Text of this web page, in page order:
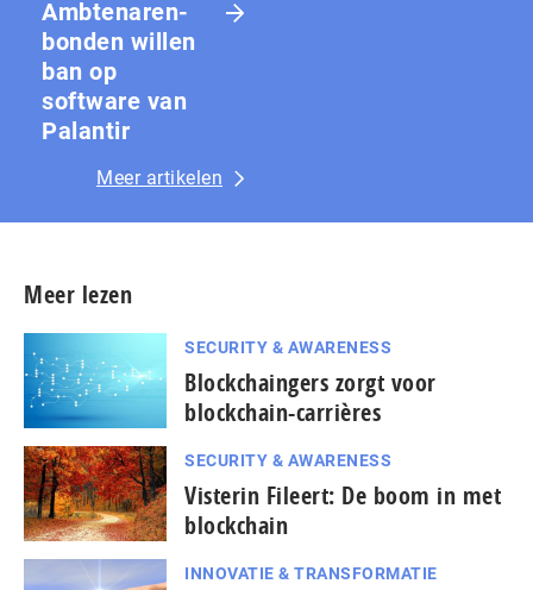
Amb­te­na­ren­
bon­den willen
ban op
software van
Palantir
Meer artikelen
Meer lezen
SECURITY & AWARENESS
Blockchaingers zorgt voor
blockchain-carrières
SECURITY & AWARENESS
Visterin Fileert: De boom in met
blockchain
INNOVATIE & TRANSFORMATIE